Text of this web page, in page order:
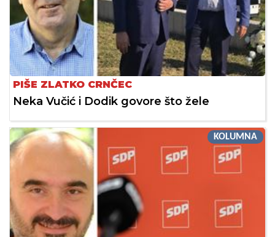
PIŠE ZLATKO CRNČEC
Neka Vučić i Dodik govore što žele
KOLUMNA